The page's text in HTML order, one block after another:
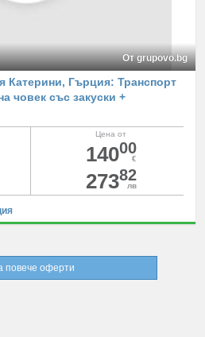
От grupovo.bg
Катерини, Гърция: Транспорт
човек със закуски +
Цена от
14000
€
27382
лв
повече оферти